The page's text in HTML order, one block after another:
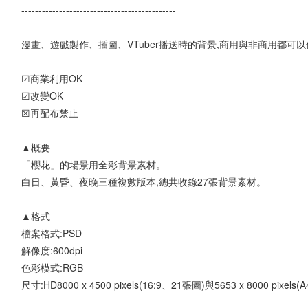
---------------------------------------------
漫畫、遊戲製作、插圖、VTuber播送時的背景,商用與非商用都可以
☑商業利用OK
☑改變OK
☒再配布禁止
▲概要
「櫻花」的場景用全彩背景素材。
白日、黃昏、夜晚三種複數版本,總共收錄27張背景素材。
▲格式
檔案格式:PSD
解像度:600dpi
色彩模式:RGB
尺寸:HD8000 x 4500 pixels(16:9、21張圖)與5653 x 8000